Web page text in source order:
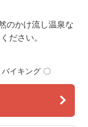
のかけ流し温泉な
ださい。
バイキング 〇